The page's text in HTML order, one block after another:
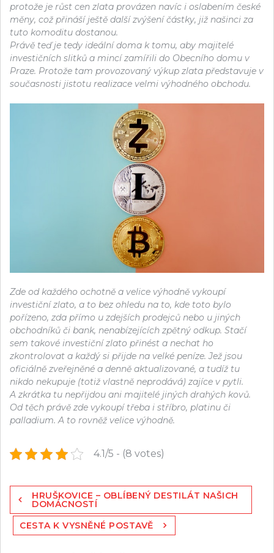
protože je růst cen zlata provázen navíc i oslabením české
měny, což přináší ještě další zvýšení částky, již našinci za
tuto komoditu dostanou.
Právě teď je tedy ideální doma k tomu, aby majitelé
investičních slitků a mincí zamířili do Obecního domu v
Praze. Protože tam provozovaný výkup zlata představuje v
současnosti jistotu realizace velmi výhodného obchodu.
Zde od každého ochotně a velice výhodně vykoupí
investiční zlato, a to bez ohledu na to, kde toto bylo
pořízeno, zda přímo u zdejších prodejců nebo u jiných
obchodníků či bank, nenabízejících zpětný odkup. Stačí
sem takové investiční zlato přinést a nechat ho
zkontrolovat a každý si přijde na velké peníze. Jež jsou
oficiálně zveřejněné a denně aktualizované, a tudíž tu
nikdo nekupuje (totiž vlastně neprodává) zajíce v pytli.
A zkrátka tu nepřijdou ani majitelé jiných drahých kovů.
Od těch právě zde vykoupí třeba i stříbro, platinu či
palladium. A to rovněž velice výhodně.
4.1/5 - (8 votes)
Navigace
pro
příspěvek
HRUŠKOVICE – OBLÍBENÝ DESTILÁT NAŠICH
DOMÁCNOSTÍ
CESTA K VYSNĚNÉ POSTAVĚ